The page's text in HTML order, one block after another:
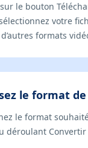
le bouton
votre
formats
le format
le format
déroulant Convertir